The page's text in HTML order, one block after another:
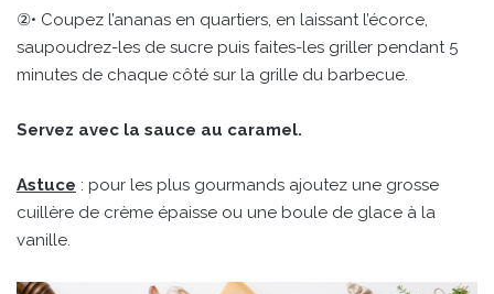
②• Coupez l’ananas en quartiers, en laissant l’écorce,
saupoudrez-les de sucre puis faites-les griller pendant 5
minutes de chaque côté sur la grille du barbecue.
Servez avec la sauce au caramel.
Astuce : pour les plus gourmands ajoutez une grosse
cuillère de crème épaisse ou une boule de glace à la
vanille.